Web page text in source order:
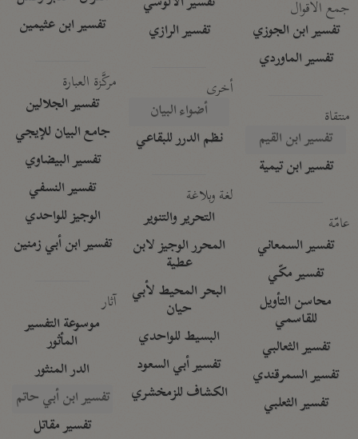
جمع الأقوال
تفسير ابن الجوزي
تفسير الماوردي
منتقاة
تفسير ابن القيم
تفسير ابن تيمية
عامّة
تفسير السمعاني
تفسير مكّي
محاسن التأويل
للقاسمي
تفسير الثعالبي
تفسير السمرقندي
تفسير الثعلبي
تفسير الرازي
أخرى
أضواء البيان
نظم الدرر للبقاعي
لغة وبلاغة
التحرير والتنوير
المحرر الوجيز لابن
عطية
البحر المحيط لأبي
حيان
البسيط للواحدي
تفسير أبي السعود
الكشاف للزمخشري
تفسير ابن عثيمين
مركَّزة العبارة
تفسير الجلالين
جامع البيان للإيجي
تفسير البيضاوي
تفسير النسفي
الوجيز للواحدي
تفسير ابن أبي زمنين
آثار
موسوعة التفسير
المأثور
الدر المنثور
تفسير ابن أبي حاتم
تفسير مقاتل